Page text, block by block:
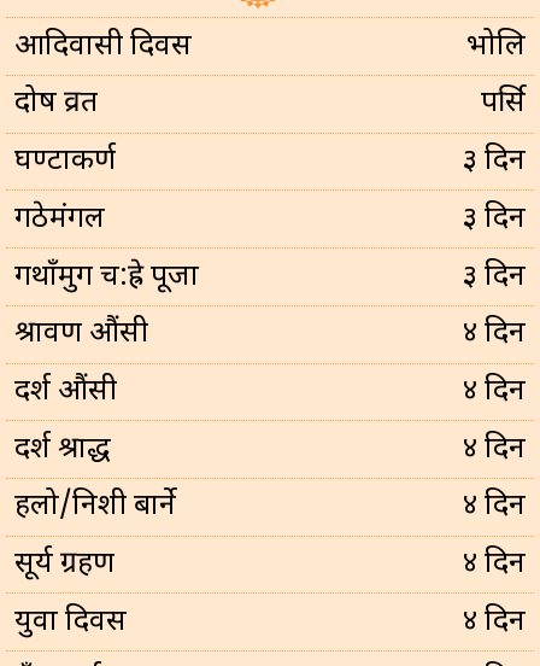
आदिवासी दिवस
भोलि
प्रदोष व्रत
पर्सि
घण्टाकर्ण
३ दिन
गठेमंगल
३ दिन
गथाँमुग च:ह्रे पूजा
३ दिन
श्रावण औंसी
४ दिन
दर्श औंसी
४ दिन
दर्श श्राद्ध
४ दिन
हलो/निशी बार्ने
४ दिन
सूर्य ग्रहण
४ दिन
युवा दिवस
४ दिन